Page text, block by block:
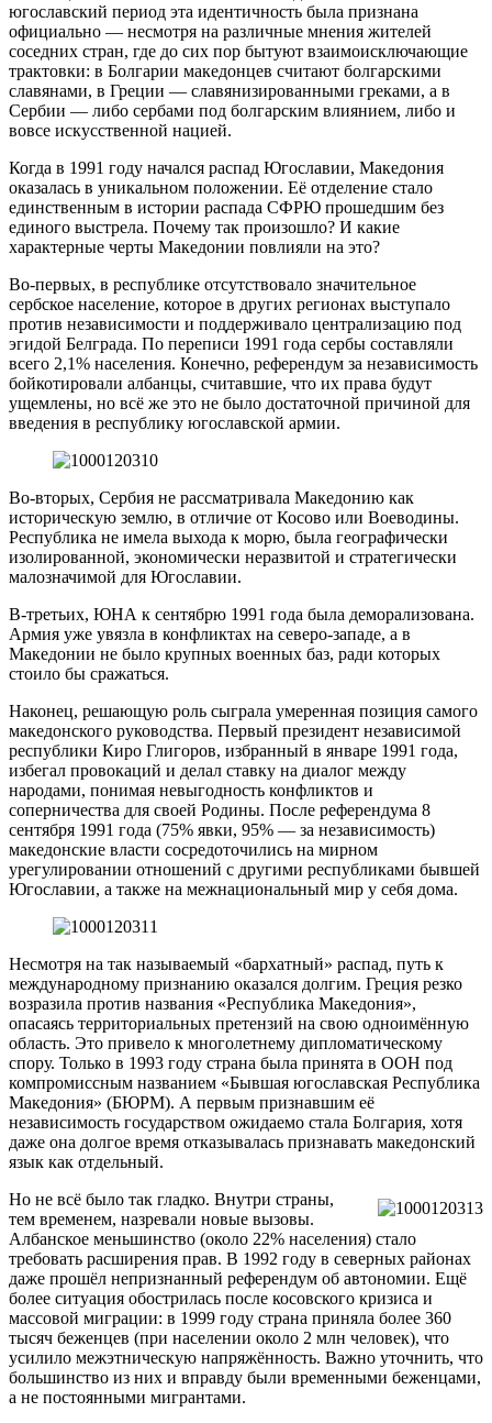
югославский период эта идентичность была признана
официально — несмотря на различные мнения жителей
соседних стран, где до сих пор бытуют взаимоисключающие
трактовки: в Болгарии македонцев считают болгарскими
славянами, в Греции — славянизированными греками, а в
Сербии — либо сербами под болгарским влиянием, либо и
вовсе искусственной нацией.
Когда в 1991 году начался распад Югославии, Македония
оказалась в уникальном положении. Её отделение стало
единственным в истории распада СФРЮ прошедшим без
единого выстрела. Почему так произошло? И какие
характерные черты Македонии повлияли на это?
Во-первых, в республике отсутствовало значительное
сербское население, которое в других регионах выступало
против независимости и поддерживало централизацию под
эгидой Белграда. По переписи 1991 года сербы составляли
всего 2,1% населения. Конечно, референдум за независимость
бойкотировали албанцы, считавшие, что их права будут
ущемлены, но всё же это не было достаточной причиной для
введения в республику югославской армии.
Во-вторых, Сербия не рассматривала Македонию как
историческую землю, в отличие от Косово или Воеводины.
Республика не имела выхода к морю, была географически
изолированной, экономически неразвитой и стратегически
малозначимой для Югославии.
В-третьих, ЮНА к сентябрю 1991 года была деморализована.
Армия уже увязла в конфликтах на северо-западе, а в
Македонии не было крупных военных баз, ради которых
стоило бы сражаться.
Наконец, решающую роль сыграла умеренная позиция самого
македонского руководства. Первый президент независимой
республики Киро Глигоров, избранный в январе 1991 года,
избегал провокаций и делал ставку на диалог между
народами, понимая невыгодность конфликтов и
соперничества для своей Родины. После референдума 8
сентября 1991 года (75% явки, 95% — за независимость)
македонские власти сосредоточились на мирном
урегулировании отношений с другими республиками бывшей
Югославии, а также на межнациональный мир у себя дома.
Несмотря на так называемый «бархатный» распад, путь к
международному признанию оказался долгим. Греция резко
возразила против названия «Республика Македония»,
опасаясь территориальных претензий на свою одноимённую
область. Это привело к многолетнему дипломатическому
спору. Только в 1993 году страна была принята в ООН под
компромиссным названием «Бывшая югославская Республика
Македония» (БЮРМ). А первым признавшим её
независимость государством ожидаемо стала Болгария, хотя
даже она долгое время отказывалась признавать македонский
язык как отдельный.
Но не всё было так гладко. Внутри страны,
тем временем, назревали новые вызовы.
Албанское меньшинство (около 22% населения) стало
требовать расширения прав. В 1992 году в северных районах
даже прошёл непризнанный референдум об автономии. Ещё
более ситуация обострилась после косовского кризиса и
массовой миграции: в 1999 году страна приняла более 360
тысяч беженцев (при населении около 2 млн человек), что
усилило межэтническую напряжённость. Важно уточнить, что
большинство из них и вправду были временными беженцами,
а не постоянными мигрантами.